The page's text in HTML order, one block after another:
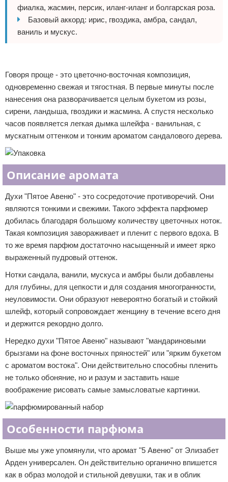
фиалка, жасмин, персик, иланг-иланг и болгарская роза.
Базовый аккорд: ирис, гвоздика, амбра, сандал,
ваниль и мускус.
Говоря проще - это цветочно-восточная композиция,
одновременно свежая и тягостная. В первые минуты после
нанесения она разворачивается целым букетом из розы,
сирени, ландыша, гвоздики и жасмина. А спустя несколько
часов появляется легкая дымка шлейфа - ванильная, с
мускатным оттенком и тонким ароматом сандалового дерева.
Описание аромата
Духи "Пятое Авеню" - это сосредоточие противоречий. Они
являются тонкими и свежими. Такого эффекта парфюмер
добилась благодаря большому количеству цветочных ноток.
Такая композиция завораживает и пленит с первого вдоха. В
то же время парфюм достаточно насыщенный и имеет ярко
выраженный пудровый оттенок.
Нотки сандала, ванили, мускуса и амбры были добавлены
для глубины, для цепкости и для создания многогранности,
неуловимости. Они образуют невероятно богатый и стойкий
шлейф, который сопровождает женщину в течение всего дня
и держится рекордно долго.
Нередко духи "Пятое Авеню" называют "мандариновыми
брызгами на фоне восточных пряностей" или "ярким букетом
с ароматом востока". Они действительно способны пленить
не только обоняние, но и разум и заставить наше
воображение рисовать самые замысловатые картинки.
Особенности парфюма
Выше мы уже упомянули, что аромат "5 Авеню" от Элизабет
Арден универсален. Он действительно органично впишется
как в образ молодой и стильной девушки, так и в облик